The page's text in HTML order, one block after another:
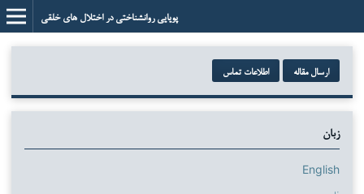
پویایی روانشناختی در اختلال های خلقی
ارسال مقاله اطلاعات تماس
زبان
English